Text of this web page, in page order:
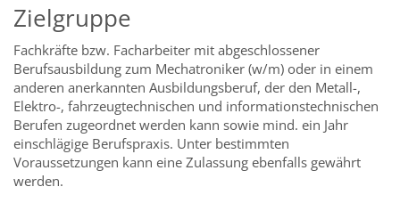
Zielgruppe
Fachkräfte bzw. Facharbeiter mit abgeschlossener
Berufsausbildung zum Mechatroniker (w/m) oder in einem
anderen anerkannten Ausbildungsberuf, der den Metall-,
Elektro-, fahrzeugtechnischen und informationstechnischen
Berufen zugeordnet werden kann sowie mind. ein Jahr
einschlägige Berufspraxis. Unter bestimmten
Voraussetzungen kann eine Zulassung ebenfalls gewährt
werden.